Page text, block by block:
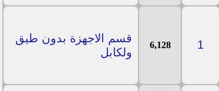
1
6,128
قسم الاجهزة بدون طيق
ولكابل